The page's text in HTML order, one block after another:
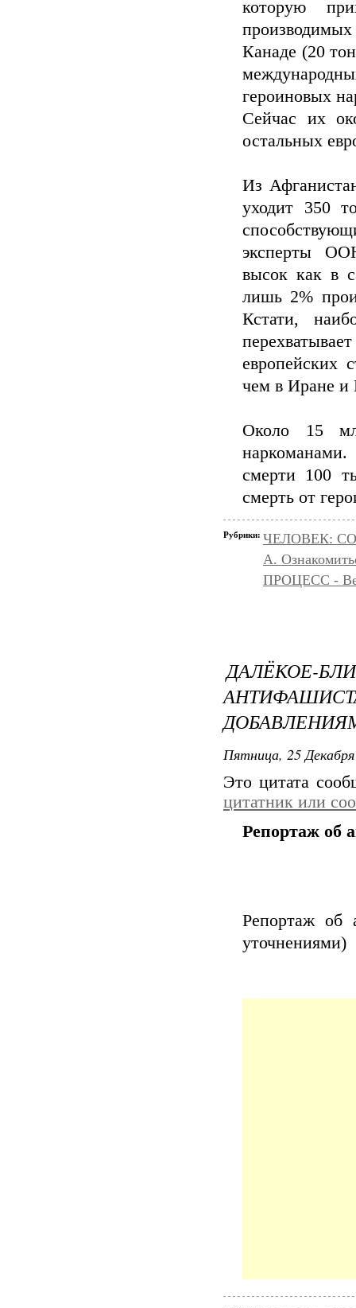
которую
Канаде (20
героиновых
Сейчас их
остальных
Из
уходит 350
эксперты
высок как в
лишь 2%
Кстати,
европейских
чем в Иране и
Около 15
смерти 100
смерть от
Рубрики: ЧЕЛОВЕК:
А.
ПРОЦЕСС -
Пятница, 25
Это цитата
цитатник или
Репортаж об
Репортаж об
уточнениями)